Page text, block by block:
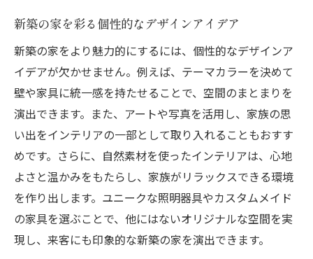
個々のスタイルを生かす家具の選び方
趣味と調和するインテリアのレイアウト
家族の意見を反映したデザイン選び
個性豊かなインテリアで彩る新築の家
インテリアが生む家族の絆と成長の場
家族の絆を深めるインテリアデザインの工
夫
成長に合わせたインテリアの進化
家族の成長を見守る多機能空間の設計
絆を育むためのインテリア配置
新築の家を彩る個性的なデザインアイデア
新築の家をより魅力的にするには、個性的なデザインア
イデアが欠かせません。例えば、テーマカラーを決めて
壁や家具に統一感を持たせることで、空間のまとまりを
演出できます。また、アートや写真を活用し、家族の思
い出をインテリアの一部として取り入れることもおすす
めです。さらに、自然素材を使ったインテリアは、心地
よさと温かみをもたらし、家族がリラックスできる環境
を作り出します。ユニークな照明器具やカスタムメイド
の家具を選ぶことで、他にはないオリジナルな空間を実
現し、来客にも印象的な新築の家を演出できます。